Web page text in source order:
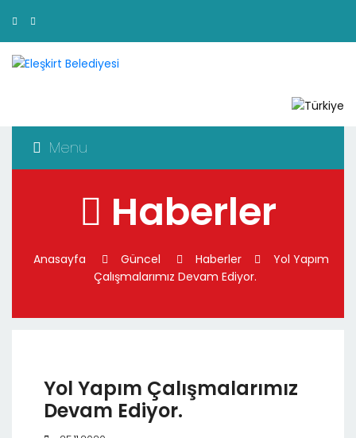
Menu
Haberler
Anasayfa Güncel Haberler
Yol Yapım
Çalışmalarımız Devam Ediyor.
Yol Yapım Çalışmalarımız
Devam Ediyor.